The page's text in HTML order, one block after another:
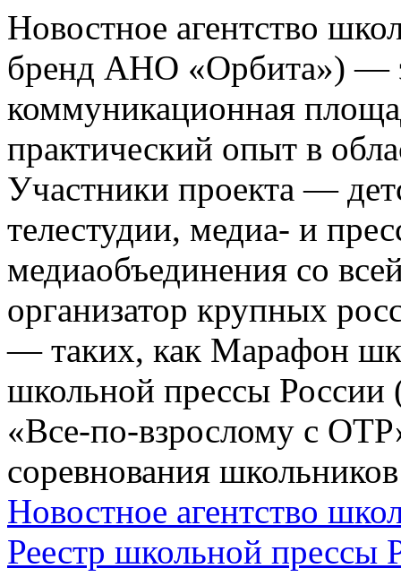
Новостное агентство
бренд АНО «Орбита») —
коммуникационная
практический опыт в
Участники проекта —
телестудии, медиа- и
медиаобъединения со
организатор крупных
— таких, как Марафон
школьной прессы России
«Все-по-взрослому с
соревнования
Новостное агентство
Реестр школьной прессы